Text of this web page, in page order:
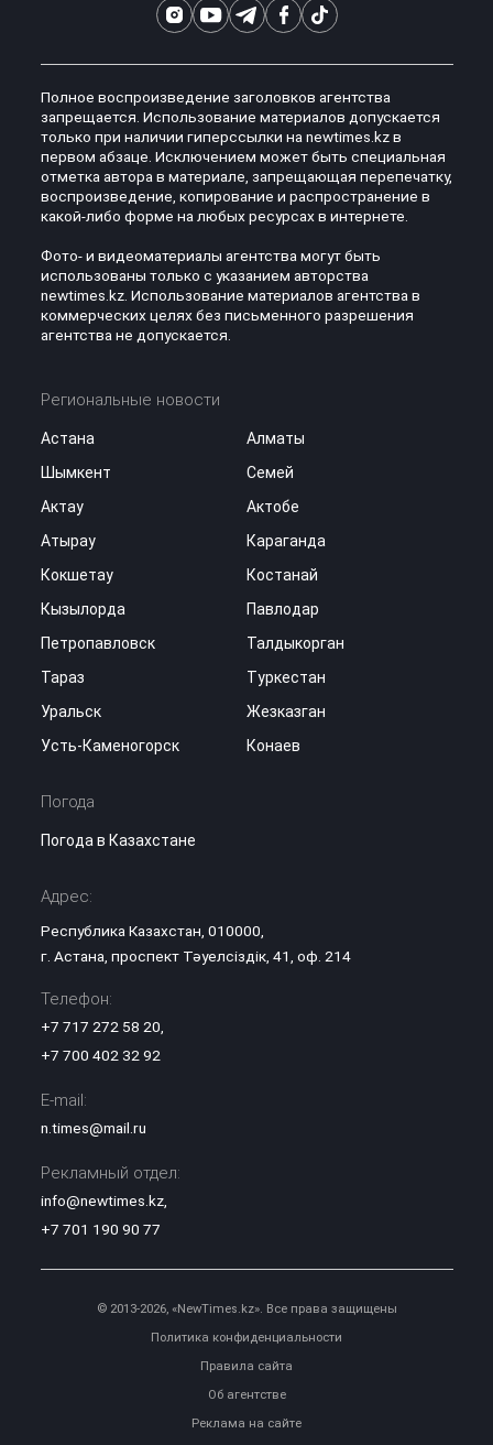
Полное воспроизведение заголовков агентства
запрещается. Использование материалов допускается
только при наличии гиперссылки на newtimes.kz в
первом абзаце. Исключением может быть специальная
отметка автора в материале, запрещающая перепечатку,
воспроизведение, копирование и распространение в
какой-либо форме на любых ресурсах в интернете.
Фото- и видеоматериалы агентства могут быть
использованы только с указанием авторства
newtimes.kz. Использование материалов агентства в
коммерческих целях без письменного разрешения
агентства не допускается.
Региональные новости
Астана
Алматы
Шымкент
Семей
Актау
Актобе
Атырау
Караганда
Кокшетау
Костанай
Кызылорда
Павлодар
Петропавловск
Талдыкорган
Тараз
Туркестан
Уральск
Жезказган
Усть-Каменогорск
Конаев
Погода
Погода в Казахстане
Адрес:
Республика Казахстан, 010000,
г. Астана, проспект Тәуелсіздік, 41, оф. 214
Телефон:
+7 717 272 58 20
+7 700 402 32 92
E-mail:
n.times@mail.ru
Рекламный отдел:
info@newtimes.kz,
+7 701 190 90 77
© 2013-2026, «NewTimes.kz». Все права защищены
Политика конфиденциальности
Правила сайта
Об агентстве
Реклама на сайте